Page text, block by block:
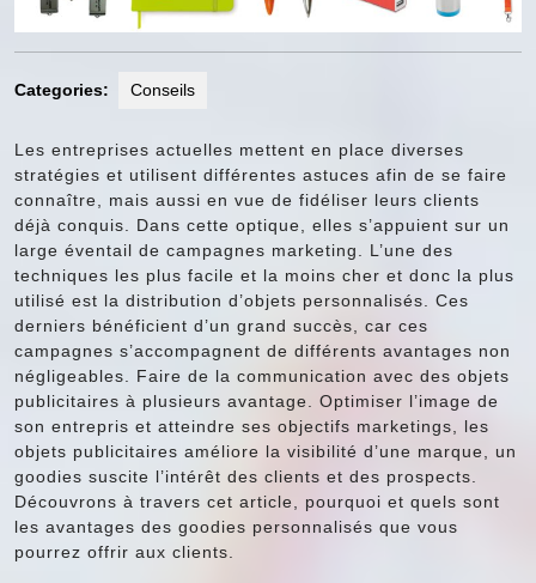
Categories: Conseils
Les entreprises actuelles mettent en place diverses
stratégies et utilisent différentes astuces afin de se faire
connaître, mais aussi en vue de fidéliser leurs clients
déjà conquis. Dans cette optique, elles s’appuient sur un
large éventail de campagnes marketing. L’une des
techniques les plus facile et la moins cher et donc la plus
utilisé est la distribution d’objets personnalisés. Ces
derniers bénéficient d’un grand succès, car ces
campagnes s’accompagnent de différents avantages non
négligeables. Faire de la communication avec des objets
publicitaires à plusieurs avantage. Optimiser l’image de
son entrepris et atteindre ses objectifs marketings, les
objets publicitaires améliore la visibilité d’une marque, un
goodies suscite l’intérêt des clients et des prospects.
Découvrons à travers cet article, pourquoi et quels sont
les avantages des goodies personnalisés que vous
pourrez offrir aux clients.